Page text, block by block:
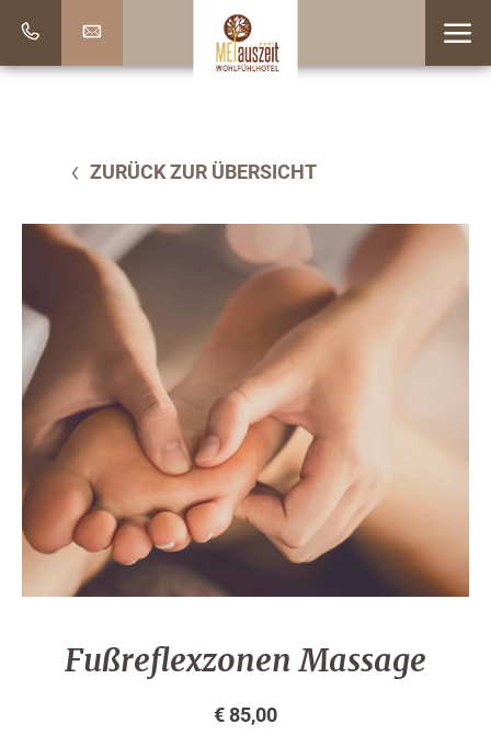
ZURÜCK ZUR ÜBERSICHT
Fußreflexzonen Massage
€ 85,00